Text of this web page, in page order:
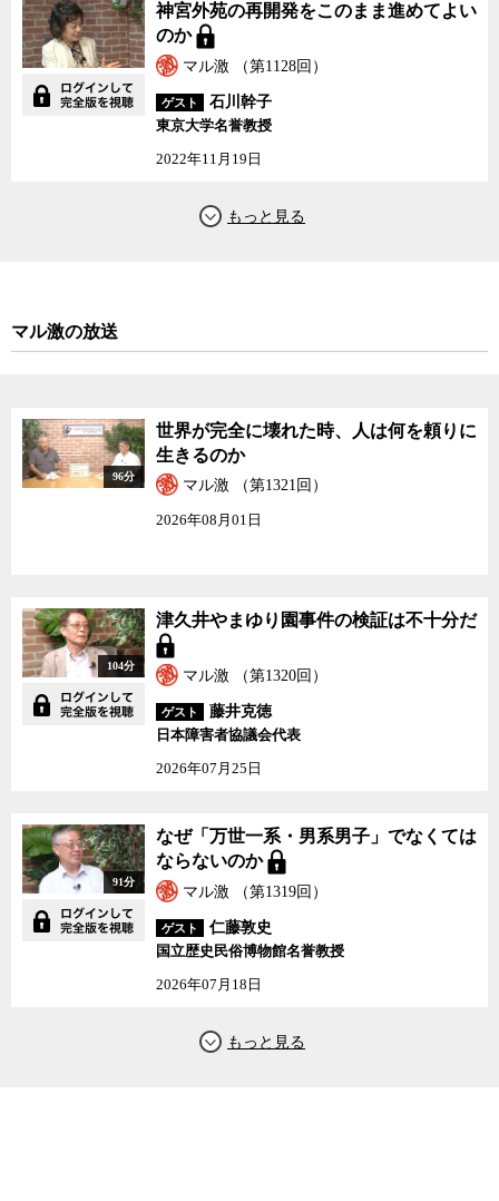
東京で五輪が開催されるとなると、五輪関係者ならずとも、お寿
司や新鮮な魚を楽しみにしてくる人も多いに違いない。ところが、
もし今の日本でまともな国際調達基準など定めようものなら、五輪
で提供される水産物のほとんどが輸入食材になってしまうというの
では、確かに洒落にならない。
と指摘するが、同時に無理なものは無理なので、高望みをするより
実際、日本政府は資源管理を各地域の漁協に任せてきたこともあ
り、日本の水産資源管理は持続性を確保できていない場合が多い。
うこう言っているうちに、日本の漁獲量は最盛期の3分の１以下にま
で減り、漁業大国のはずだった日本は水産資源の多くを、大きく輸
入に依存しなければならなくなっている。水産資源の持続性を確保
することは、東京2020を超えて、日本にとっても喫緊の課題なの
が、バリアフリー化や分煙化も、まだまだ日本が遅れている分野の
一つだ。もちろんその一つ一つは単なる怠慢の産物とは限らず、そ
れぞれに諸事情があってのことだろう。しかし、国内的にはそれで
通用しても、国際的には「日本固有の事情」はなかなか通用しな
い。また、輸入に頼っていたり、今後輸出を期待するのであれば、
国際標準のクリアは避けて通れない。
の機会となるはずだ。残念ながら、こと水産物については、日本が
2020年までに国際基準を一気に満たすのは難しそうだが、五輪を機
にその方向に向けて大きな一歩を踏み出すことができれば、東京
2020は「成功」だったと世界に胸を張って言えるのではないか。
オリンピック・パラリンピックという世界最大のイベントを、
様々な障害にぶつかりなかなか自力だけでは進まない改革を前進さ
考えなければならないことは何なのか。花岡氏とともに、ジャーナ
リストの神保哲生と社会学者の宮台真司が議論した。
神宮外苑の再開発をこのまま進めてよい
のか
マル激 （第1128回）
ゲスト
石川幹子
東京大学名誉教授
2022年11月19日
マル激の放送
96分
世界が完全に壊れた時、人は何を頼りに
生きるのか
マル激 （第1321回）
2026年08月01日
104分
津久井やまゆり園事件の検証は不十分だ
マル激 （第1320回）
ゲスト
藤井克徳
日本障害者協議会代表
2026年07月25日
91分
なぜ「万世一系・男系男子」でなくては
ならないのか
マル激 （第1319回）
ゲスト
仁藤敦史
国立歴史民俗博物館名誉教授
2026年07月18日